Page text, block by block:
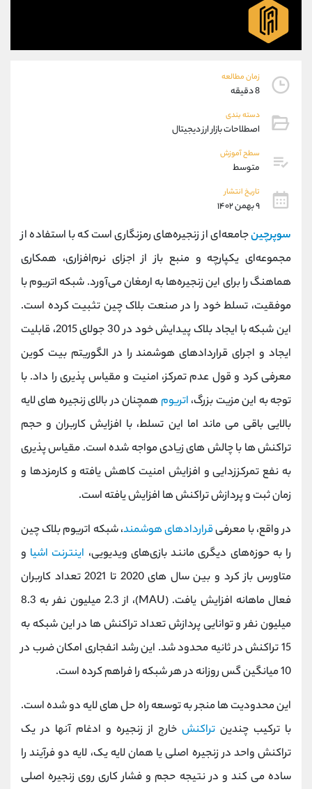
زمان مطالعه
8 دقیقه
دسته بندی
اصطلاحات بازار ارز دیجیتال
سطح آموزش
متوسط
تاریخ انتشار
۹ بهمن ۱۴۰۲
سوپرچینجامعه‌ای از زنجیره‌های رمزنگاری است که با استفاده از
مجموعه‌ای یکپارچه و منبع باز از اجزای نرم‌افزاری، همکاری
هماهنگ را برای این زنجیره‌ها به ارمغان می‌آورد. شبکه اتریوم با
موفقیت، تسلط خود را در صنعت بلاک چین تثبیت کرده است.
این شبکه با ایجاد بلاک پیدایش خود در 30 جولای 2015، قابلیت
ایجاد و اجرای قراردادهای هوشمند را در الگوریتم بیت کوین
معرفی کرد و قول عدم تمرکز، امنیت و مقیاس پذیری را داد. با
توجه به این مزیت بزرگ، اتریوم همچنان در بالای زنجیره های لایه
بالایی باقی می ماند اما این تسلط، با افزایش کاربران و حجم
تراکنش ها با چالش های زیادی مواجه شده است. مقیاس پذیری
به نفع تمرکززدایی و افزایش امنیت کاهش یافته و کارمزدها و
زمان ثبت و پردازش تراکنش ها افزایش یافته است.
در واقع، با معرفیقراردادهای هوشمند، شبکه اتریوم بلاک چین
را به حوزه‌های دیگری مانند بازی‌های ویدیویی، اینترنت اشیا و
متاورس باز کرد و بین سال‌ های 2020 تا 2021 تعداد کاربران
فعال ماهانه افزایش یافت. (MAU)، از 2.3 میلیون نفر به 8.3
میلیون نفر و توانایی پردازش تعداد تراکنش ها در این شبکه به
15 تراکنش در ثانیه محدود شد. این رشد انفجاری امکان ضرب در
10 میانگین گس روزانه در هر شبکه را فراهم کرده است.
این محدودیت ها منجر به توسعه راه حل های لایه دو شده است.
با ترکیب چندین تراکنشخارج از زنجیره و ادغام آنها در یک
تراکنش واحد در زنجیره اصلی یا همان لایه یک، لایه دو فرآیند را
ساده می کند و در نتیجه حجم و فشار کاری روی زنجیره اصلی
واتساپ
تلگرام
پشتیبان فروش
موبایل
واتساپ
داخلی
اطلاعات تماس (دفتر فروش)
021-22021030
بدون پیش شماره 90001030
اینستاگرام @alireza.mehrabii
کانال تلگرام @alirezamehrabi_com